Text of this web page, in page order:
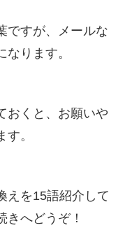
ですが、メールな
ります。
おくと、お願いや
。
えを15語紹介して
きへどうぞ！